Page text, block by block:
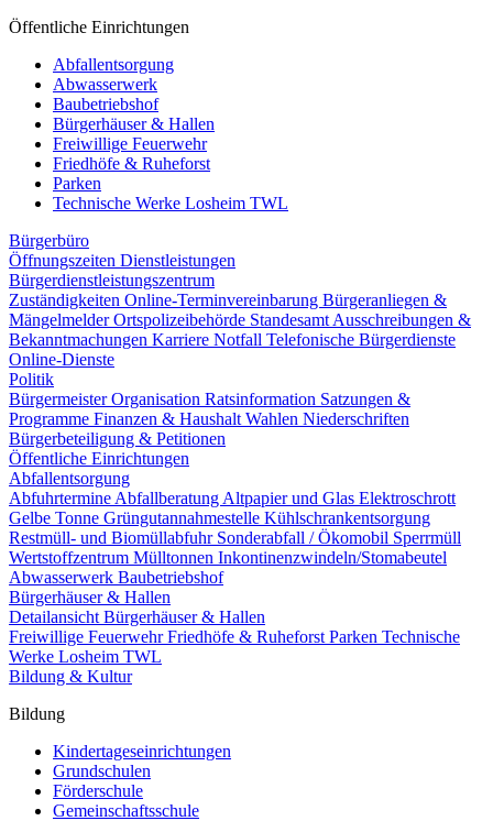
Öffentliche Einrichtungen
Abfallentsorgung
Abwasserwerk
Baubetriebshof
Bürgerhäuser & Hallen
Freiwillige Feuerwehr
Friedhöfe & Ruheforst
Parken
Technische Werke Losheim TWL
Bürgerbüro
Öffnungszeiten Dienstleistungen
Bürgerdienstleistungszentrum
Zuständigkeiten Online-Terminvereinbarung Bürgeranliegen &
MängelmelderOrtspolizeibehörde Standesamt Ausschreibungen &
Bekanntmachungen Karriere Notfall Telefonische Bürgerdienste
Online-Dienste
Politik
BürgermeisterOrganisation Ratsinformation Satzungen &
Programme Finanzen & Haushalt Wahlen Niederschriften
Bürgerbeteiligung & Petitionen
Öffentliche Einrichtungen
Abfallentsorgung
Abfuhrtermine Abfallberatung Altpapier und Glas Elektroschrott
Gelbe Tonne Grüngutannahmestelle Kühlschrankentsorgung
Restmüll- und Biomüllabfuhr Sonderabfall / Ökomobil Sperrmüll
Wertstoffzentrum Mülltonnen Inkontinenzwindeln/Stomabeutel
Abwasserwerk Baubetriebshof
Bürgerhäuser & Hallen
Detailansicht Bürgerhäuser & Hallen
Freiwillige FeuerwehrFriedhöfe & Ruheforst Parken Technische
Werke Losheim TWL
Bildung & Kultur
Bildung
Kindertageseinrichtungen
Grundschulen
Förderschule
Gemeinschaftsschule